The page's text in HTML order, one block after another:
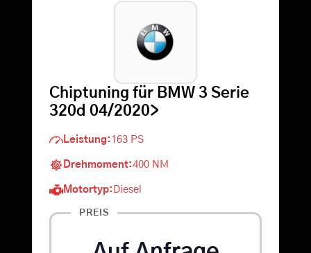
Warenkorb
Chiptuning für BMW 3 Serie
320d 04/2020>
Leistung: 163 PS
Drehmoment:400 NM
Motortyp: Diesel
PREIS